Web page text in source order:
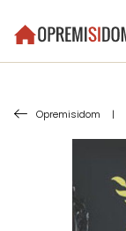
Opremisidom |